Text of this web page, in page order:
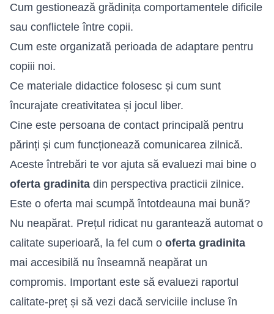
Cum gestionează grădinița comportamentele dificile
sau conflictele între copii.
Cum este organizată perioada de adaptare pentru
copiii noi.
Ce materiale didactice folosesc și cum sunt
încurajate creativitatea și jocul liber.
Cine este persoana de contact principală pentru
părinți și cum funcționează comunicarea zilnică.
Aceste întrebări te vor ajuta să evaluezi mai bine o
oferta gradinita din perspectiva practicii zilnice.
Este o oferta mai scumpă întotdeauna mai bună?
Nu neapărat. Prețul ridicat nu garantează automat o
calitate superioară, la fel cum o oferta gradinita
mai accesibilă nu înseamnă neapărat un
compromis. Important este să evaluezi raportul
calitate-preț și să vezi dacă serviciile incluse în